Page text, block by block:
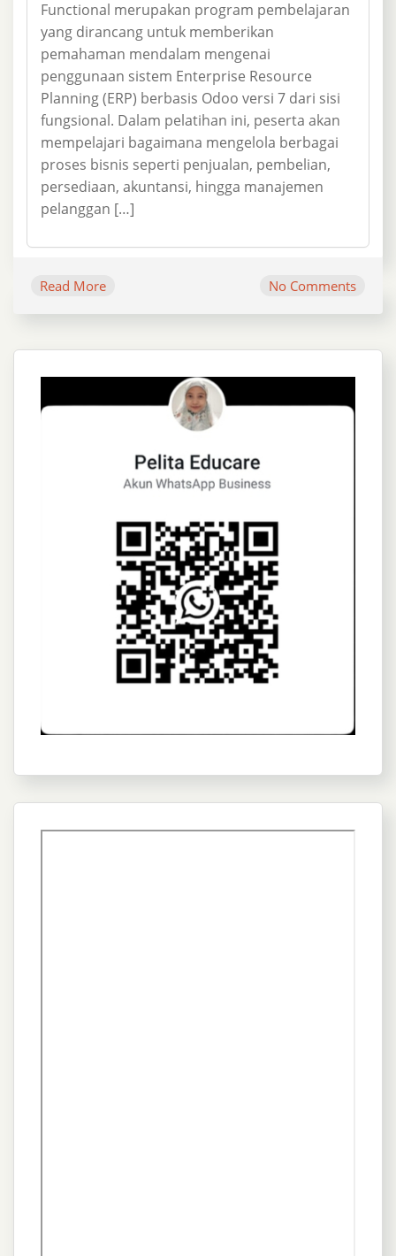
Functional merupakan program pembelajaran
yang dirancang untuk memberikan
pemahaman mendalam mengenai
penggunaan sistem Enterprise Resource
Planning (ERP) berbasis Odoo versi 7 dari sisi
fungsional. Dalam pelatihan ini, peserta akan
mempelajari bagaimana mengelola berbagai
proses bisnis seperti penjualan, pembelian,
persediaan, akuntansi, hingga manajemen
pelanggan […]
Read More No Comments